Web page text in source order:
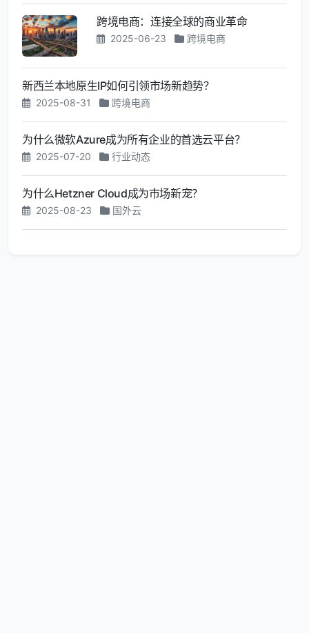
跨境电商：连接全球的商业革命
2025-06-23 跨境电商
新西兰本地原生IP如何引领市场新趋势？
2025-08-31 跨境电商
为什么微软Azure成为所有企业的首选云平台？
2025-07-20 行业动态
为什么Hetzner Cloud成为市场新宠？
2025-08-23 国外云